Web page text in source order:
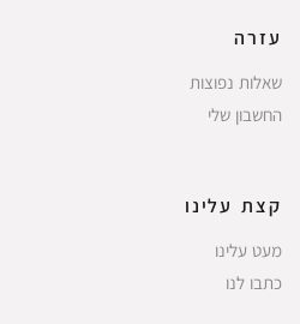
עזרה
שאלות נפוצות
החשבון שלי
קצת עלינו
מעט עלינו
כתבו לנו